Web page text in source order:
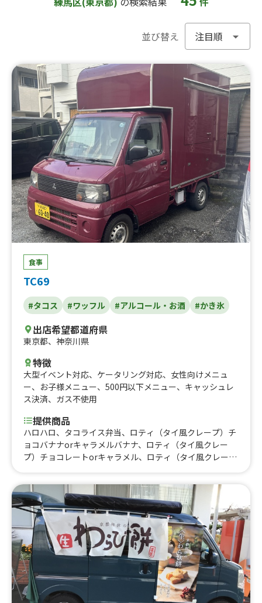
並び替え
食事
TC69
#タコス #ワッフル #アルコール・お酒 #かき氷
出店希望都道府県
東京都、 神奈川県
特徴
大型イベント対応、 ケータリング対応、 女性向けメニュ
ー、 お子様メニュー、 500円以下メニュー、 キャッシュレ
ス決済、 ガス不使用
提供商品
ハロハロ、タコライス弁当、ロティ（タイ風クレープ）チ
ョコバナナorキャラメルバナナ、ロティ（タイ風クレー
プ）チョコレートorキャラメル、ロティ（タイ風クレー
ーヒー オールドファッション、ワッフル ホイップ、ワ
ッフル キャラメル、ワッフル チョコレート、タピオカ
キャラメル、タピオカチョコ、生フルーツジュース、ジン
ジャエール、いちごレアチーズドリンク、スパムおにぎ
り、飲むチーズケーキ、ホットコーヒー、アイスコーヒ
ー、アイスチョコレート、ホットチョコレート、ホットワ
イン、コーンスープ、オリオンビール、ドリロコス、レモ
ネード、レモンスカッシュ、タピオカミルクティー、レモ
ンサワー、ハイボール、フランクフルト、かき氷、タコ
ス、サルサタコライス、温玉タコライス、サワークリーム